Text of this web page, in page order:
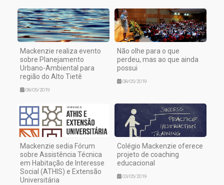
Mackenzie realiza evento
sobre Planejamento
Urbano-Ambiental para
região do Alto Tietê
08/05/2019
Não olhe para o que
perdeu, mas ao que ainda
possui
08/05/2019
Mackenzie sedia Fórum
sobre Assistência Técnica
em Habitação de Interesse
Social (ATHIS) e Extensão
Universitária
Colégio Mackenzie oferece
projeto de coaching
educacional
03/05/2019